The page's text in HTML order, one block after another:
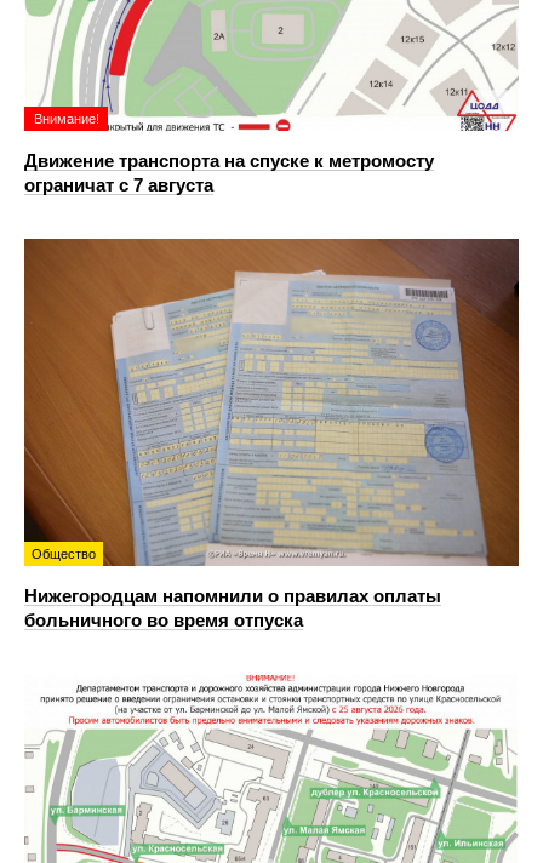
Внимание!
Движение транспорта на спуске к метромосту
ограничат с 7 августа
Общество
Нижегородцам напомнили о правилах оплаты
больничного во время отпуска